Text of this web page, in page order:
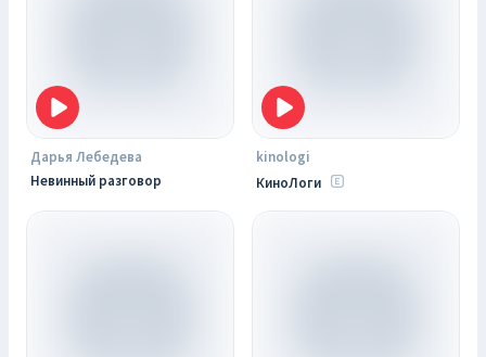
Дарья Лебедева
Невинный разговор
kinologi
КиноЛоги